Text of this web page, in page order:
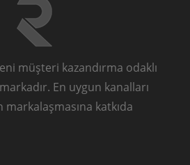
müşteri kazandırma odaklı
En uygun kanalları
katkıda